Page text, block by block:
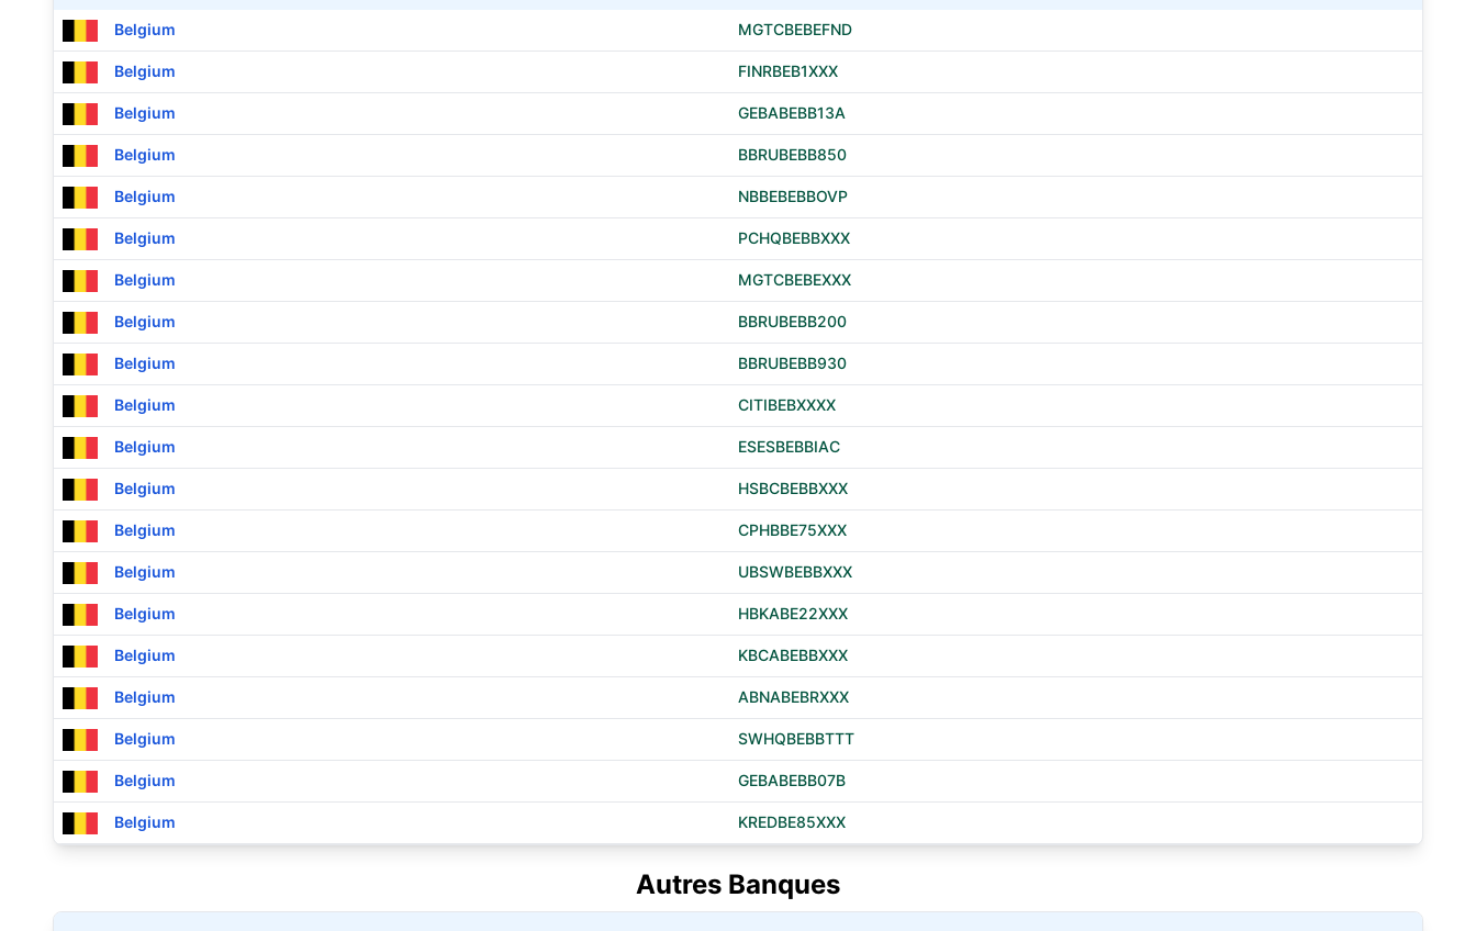
Belgium MGTCBEBEFND
Belgium FINRBEB1XXX
Belgium GEBABEBB13A
Belgium BBRUBEBB850
Belgium NBBEBEBBOVP
Belgium PCHQBEBBXXX
Belgium MGTCBEBEXXX
Belgium BBRUBEBB200
Belgium BBRUBEBB930
Belgium CITIBEBXXXX
Belgium ESESBEBBIAC
Belgium HSBCBEBBXXX
Belgium CPHBBE75XXX
Belgium UBSWBEBBXXX
Belgium HBKABE22XXX
Belgium KBCABEBBXXX
Belgium ABNABEBRXXX
Belgium SWHQBEBBTTT
Belgium GEBABEBB07B
Belgium KREDBE85XXX
Autres Banques